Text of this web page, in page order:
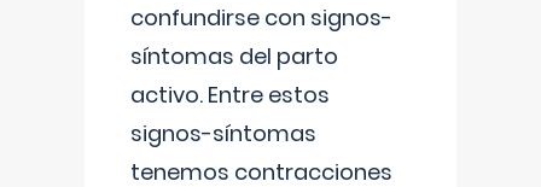
confundirse con signos-
síntomas del parto
activo. Entre estos
signos-síntomas
tenemos contracciones